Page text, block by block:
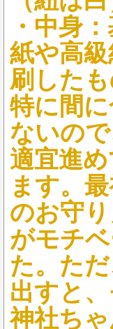
・中身
紙や高
刷した
特に間
ないの
適宜進
ます。
のお守り
がモチ
た。た
出すと
神社ち